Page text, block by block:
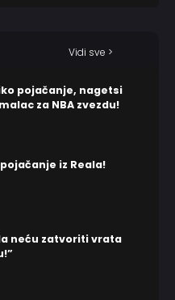
Vidi sve >
pojačanje, nagetsi
za NBA zvezdu!
iz Reala!
neću zatvoriti vrata